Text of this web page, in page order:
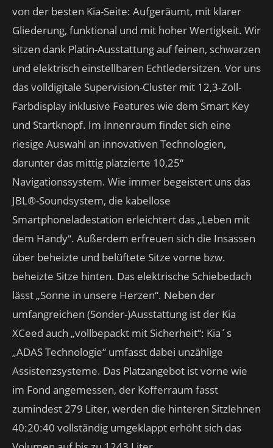
von der besten Kia-Seite: Aufgeräumt, mit klarer
Gliederung, funktional und mit hoher Wertigkeit. Wir
sitzen dank Platin-Ausstattung auf feinen, schwarzen
und elektrisch einstellbaren Echtledersitzen. Vor uns
das volldigitale Supervision-Cluster mit 12,3-Zoll-
Farbdisplay inklusive Features wie dem Smart Key
und Startknopf. Im Innenraum findet sich eine
riesige Auswahl an innovativen Technologien,
darunter das mittig platzierte 10,25“
Navigationssystem. Wie immer begeistert uns das
JBL®-Soundsystem, die kabellose
Smartphoneladestation erleichtert das „Leben mit
dem Handy“. Außerdem erfreuen sich die Insassen
über beheizte und belüftete Sitze vorne bzw.
beheizte Sitze hinten. Das elektrische Schiebedach
lässt „Sonne in unsere Herzen“. Neben der
umfangreichen (Sonder-)Ausstattung ist der Kia
XCeed auch „vollbepackt mit Sicherheit“: Kia´s
„ADAS Technologie“ umfasst dabei unzählige
Assistenzsysteme. Das Platzangebot ist vorne wie
im Fond angemessen, der Kofferraum fasst
zumindest 279 Liter, werden die hinteren Sitzlehnen
40:20:40 vollständig umgeklappt erhöht sich das